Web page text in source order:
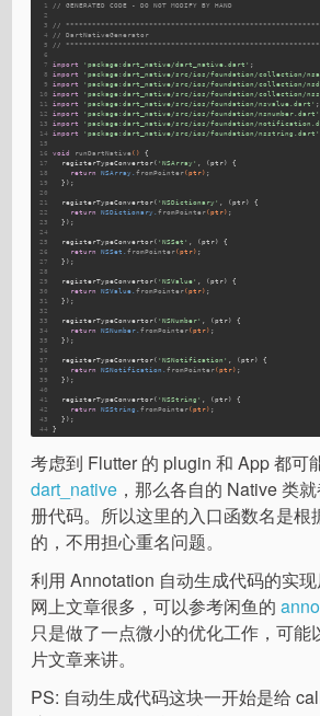
1
2
3
4
5
6
7
8
9
10
11
12
13
14
15
16
17
18
19
20
21
22
23
24
25
26
27
28
29
30
31
32
33
34
35
36
37
38
39
40
41
42
43
44
// GENERATED CODE - DO NOT MODIFY BY HAND
//
// DartNativeGenerator
//
import 'package:dart_native/dart_native.dart' ;
import
'package:dart_native/src/ios/foundation/collection/
import
'package:dart_native/src/ios/foundation/collection/
import
'package:dart_native/src/ios/foundation/collection/
import
'package:dart_native/src/ios/foundation/nsvalue.dart' ;
import
'package:dart_native/src/ios/foundation/nsnumber.dart'
import
'package:dart_native/src/ios/foundation/
import
'package:dart_native/src/ios/foundation/nsstring.dart'
void runDartNative()
{
  registerTypeConvertor(
'NSArray'
, (ptr) {
return
NSArray.fromPointer(ptr) ;
  });
  registerTypeConvertor(
'NSDictionary'
, (ptr) {
return
NSDictionary.fromPointer(ptr) ;
  });
  registerTypeConvertor(
'NSSet'
, (ptr) {
return
NSSet.fromPointer(ptr) ;
  });
  registerTypeConvertor(
'NSValue'
, (ptr) {
return
NSValue.fromPointer(ptr) ;
  });
  registerTypeConvertor(
'NSNumber'
, (ptr) {
return
NSNumber.fromPointer(ptr) ;
  });
  registerTypeConvertor(
'NSNotification'
, (ptr) {
return
NSNotification.fromPointer(ptr) ;
  });
  registerTypeConvertor(
'NSString'
, (ptr) {
return
NSString.fromPointer(ptr) ;
  });
}
考虑到 Flutter 的 plugin 和 App 都可
dart_native ，那么各自的 Native 类
册代码。所以这里的入口函数名是根
的，不用担心重名问题。
利用 Annotation 自动生成代码的实现
网上文章很多，可以参考闲鱼的
只是做了一点微小的优化工作，可能
片文章来讲。
PS: 自动生成代码这块一开始是给